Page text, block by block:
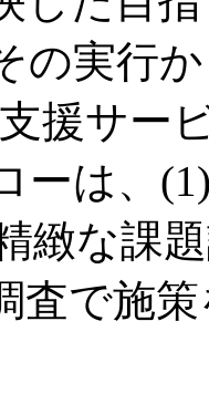
の実行
援サー
は、
緻な課
査で施